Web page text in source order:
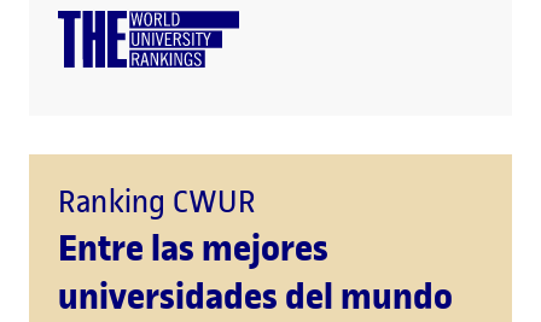
Ranking CWUR
Entre las mejores
universidades del mundo